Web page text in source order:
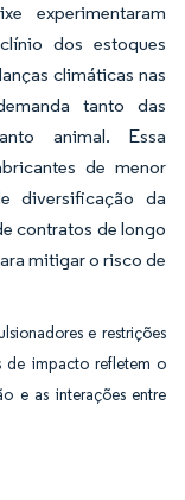
experimentaram
dos estoques
climáticas nas
tanto das
animal. Essa
de menor
diversificação da
contratos de longo
mitigar o risco de
e restrições
de impacto refletem o
e as interações entre